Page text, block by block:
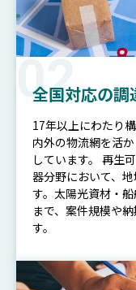
02
全国対応の調
17年以上にわたり
内外の物流網を活
しています。 再生
器分野において、
す。太陽光資材・
まで、案件規模や
す。